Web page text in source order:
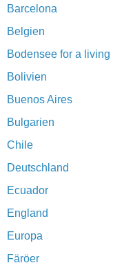
Barcelona
Belgien
Bodensee for a living
Bolivien
Buenos Aires
Bulgarien
Chile
Deutschland
Ecuador
England
Europa
Färöer